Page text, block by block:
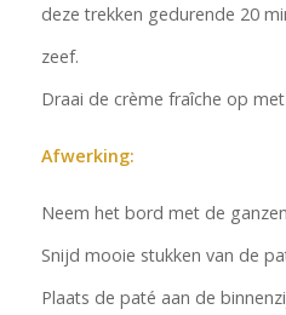
deze trekken gedurende 20
zeef.
Draai de crème fraîche op
Afwerking:
Neem het bord met de
Snijd mooie stukken van de
Plaats de paté aan de